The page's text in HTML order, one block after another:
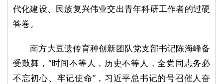
代化建设、民族复兴伟业交出青年科研工作者的过硬
答卷。
南方大豆遗传育种创新团队党支部书记陈海峰备
受鼓舞，“时间不等人，历史不等人，全党同志务必
不忘初心、牢记使命”，习近平总书记的号召催人奋